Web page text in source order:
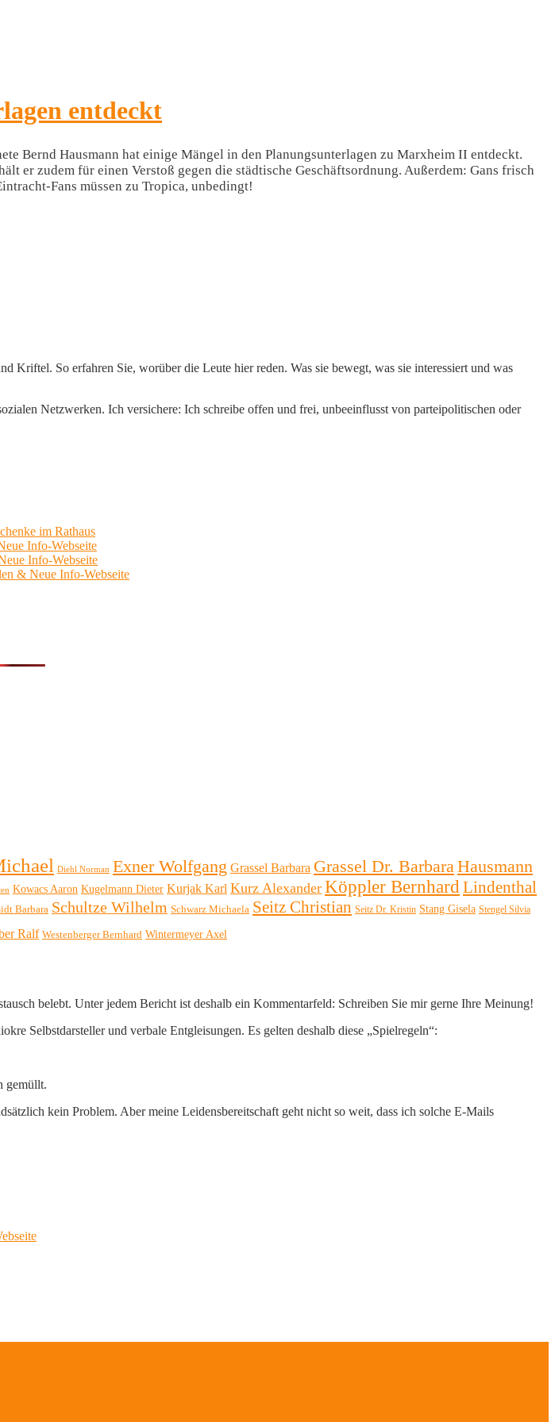
entdeckt
Bernd Hausmann hat einige Mängel in den Planungsunterlagen zu Marxheim II entdeckt.
er zudem für einen Verstoß gegen die städtische Geschäftsordnung. Außerdem: Gans frisch
Fans müssen zu Tropica, unbedingt!
So erfahren Sie, worüber die Leute hier reden. Was sie bewegt, was sie interessiert und was
Netzwerken. Ich versichere: Ich schreibe offen und frei, unbeeinflusst von parteipolitischen oder
im Rathaus
Info-Webseite
Info-Webseite
& Neue Info-Webseite
Diehl Norman Exner Wolfgang Grassel Barbara Grassel Dr. BarbaraHausmann
Kowacs Aaron Kugelmann Dieter Kurjak Karl Kurz Alexander Köppler Bernhard Lindenthal
Barbara Schultze Wilhelm Schwarz Michaela Seitz Christian Seitz Dr. Kristin Stang Gisela Stengel Silvia
Ralf Westenberger Bernhard Wintermeyer Axel
belebt. Unter jedem Bericht ist deshalb ein Kommentarfeld: Schreiben Sie mir gerne Ihre Meinung!
Selbstdarsteller und verbale Entgleisungen. Es gelten deshalb diese „Spielregeln“:
gemüllt.
kein Problem. Aber meine Leidensbereitschaft geht nicht so weit, dass ich solche E-Mails